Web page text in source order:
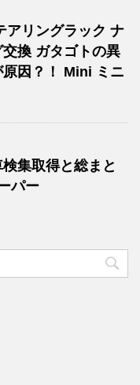
アリングラック ナ
換 ガタゴトの異
因？！ Mini ミニ
集取得と総まと
パー